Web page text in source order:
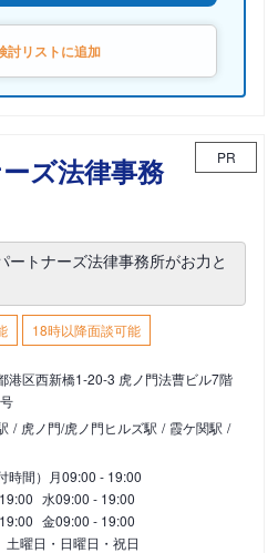
討リストに追加
ズ法律事務
PR
ートナーズ法律事務所がお力と
18時以降面談可能
港区西新橋1-20-3 虎ノ門法曹ビル7階
虎ノ門/虎ノ門ヒルズ駅
霞ケ関駅
時間） 月09:00 - 19:00
水09:00 - 19:00
金09:00 - 19:00
土曜日・日曜日・祝日